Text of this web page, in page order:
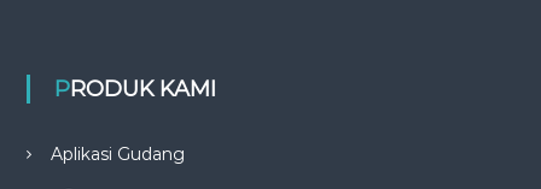
PRODUK KAMI
Aplikasi Gudang